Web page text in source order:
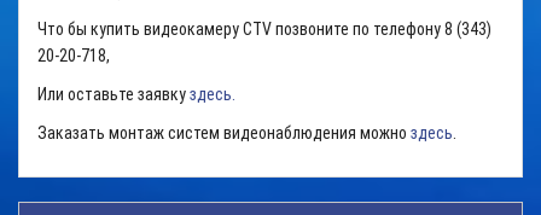
Что бы купить видеокамеру CTV позвоните по телефону 8 (343)
20-20-718,
Или оставьте заявкуздесь.
Заказать монтаж систем видеонаблюдения можно здесь